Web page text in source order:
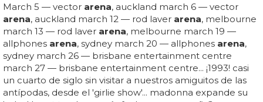
March 5 — vector arena, auckland march 6 — vector
arena, auckland march 12 — rod laver arena, melbourne
march 13 — rod laver arena, melbourne march 19 —
allphones arena, sydney march 20 — allphones arena,
sydney march 26 — brisbane entertainment centre
march 27 — brisbane entertainment centre... ¡1993! casi
un cuarto de siglo sin visitar a nuestros amiguitos de las
antípodas, desde el 'girlie show'... madonna expande su